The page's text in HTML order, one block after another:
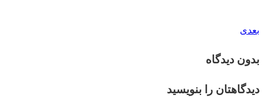
بعدی
بدون دیدگاه
دیدگاهتان را بنویسید